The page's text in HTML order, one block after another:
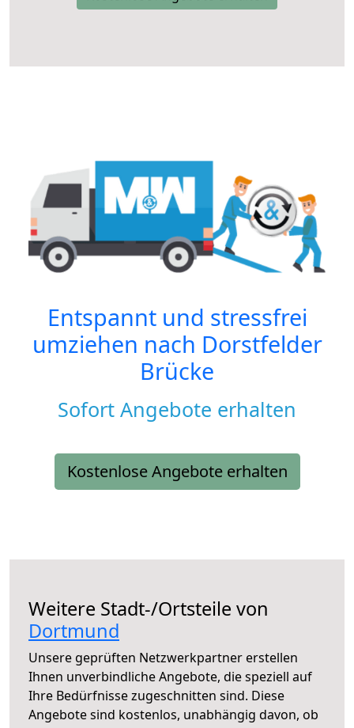
Entspannt und stressfrei
umziehen nach Dorstfelder
Brücke
Sofort Angebote erhalten
Kostenlose Angebote erhalten
Weitere Stadt-/Ortsteile von
Dortmund
Unsere geprüften Netzwerkpartner erstellen
Ihnen unverbindliche Angebote, die speziell auf
Ihre Bedürfnisse zugeschnitten sind. Diese
Angebote sind kostenlos, unabhängig davon, ob